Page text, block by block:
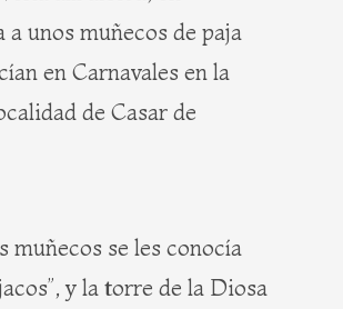
a unos muñecos de paja
en Carnavales en la
de Casar de
muñecos se les conocía
y la torre de la Diosa